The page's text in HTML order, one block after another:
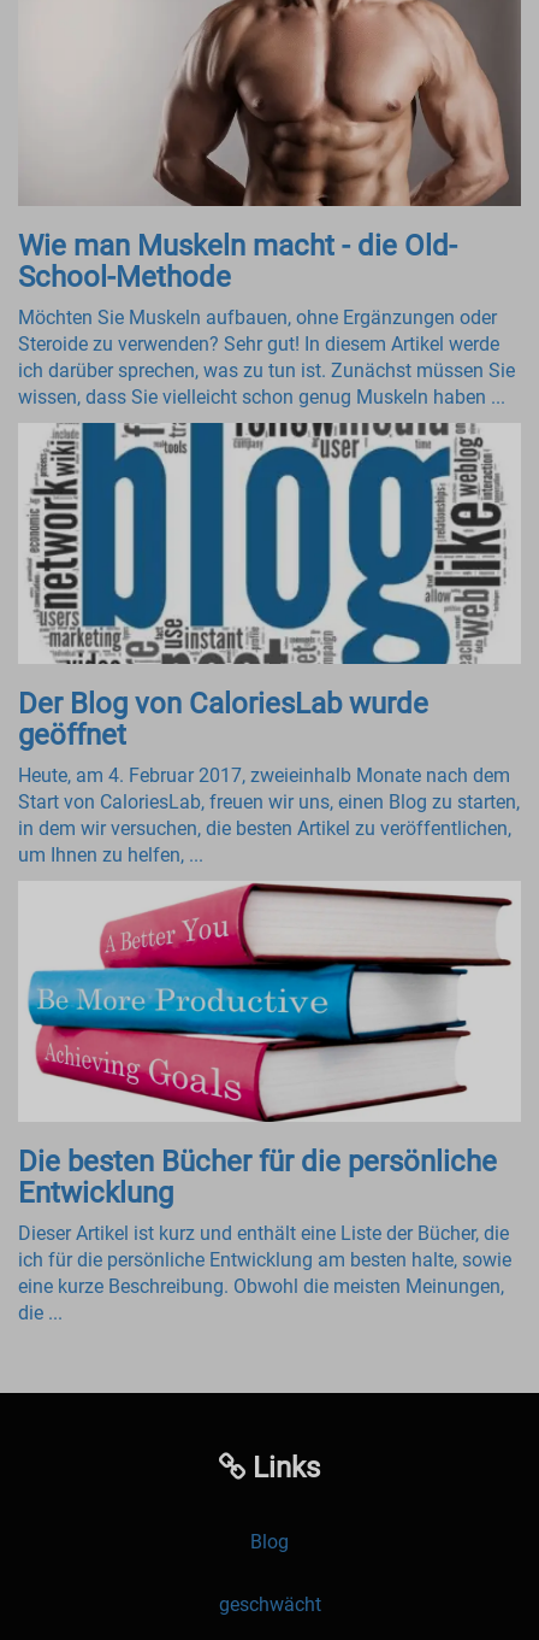
Wie man Muskeln macht - die Old-
School-Methode
Möchten Sie Muskeln aufbauen, ohne Ergänzungen oder
Steroide zu verwenden? Sehr gut! In diesem Artikel werde
ich darüber sprechen, was zu tun ist. Zunächst müssen Sie
wissen, dass Sie vielleicht schon genug Muskeln haben ...
Der Blog von CaloriesLab wurde
geöffnet
Heute, am 4. Februar 2017, zweieinhalb Monate nach dem
Start von CaloriesLab, freuen wir uns, einen Blog zu starten,
in dem wir versuchen, die besten Artikel zu veröffentlichen,
um Ihnen zu helfen, ...
Die besten Bücher für die persönliche
Entwicklung
Dieser Artikel ist kurz und enthält eine Liste der Bücher, die
ich für die persönliche Entwicklung am besten halte, sowie
eine kurze Beschreibung. Obwohl die meisten Meinungen,
die ...
Links
Blog
geschwächt